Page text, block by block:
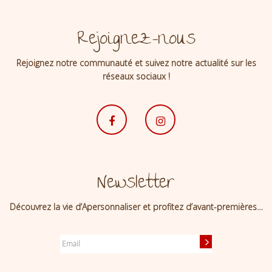
Rejoignez-nous
Rejoignez notre communauté et suivez notre actualité sur les
réseaux sociaux !
Newsletter
Découvrez la vie d’Apersonnaliser et profitez d’avant-premières…